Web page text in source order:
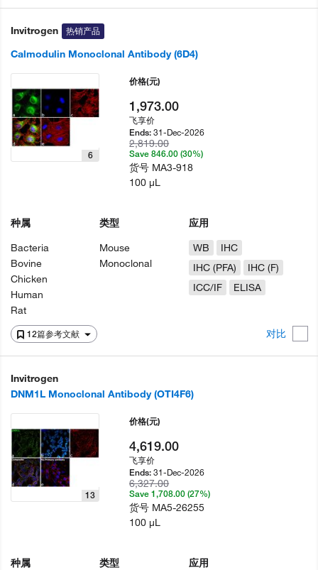
Invitrogen 热销产品
Calmodulin Monoclonal Antibody (6D4)
12篇参考文献 对比
6
种属
Bacteria
Bovine
Chicken
Human
Rat
类型
Mouse
Monoclonal
应用
WB
IHC
IHC (PFA)
IHC (F)
ICC/IF
ELISA
价格(元)
1,973.00
飞享价
Ends:31-Dec-2026
2,819.00
Save 846.00 (30%)
货号 MA3-918
100 µL
Invitrogen
DNM1L Monoclonal Antibody (OTI4F6)
13
种属
类型
应用
价格(元)
4,619.00
飞享价
Ends:31-Dec-2026
6,327.00
Save 1,708.00 (27%)
货号 MA5-26255
100 µL